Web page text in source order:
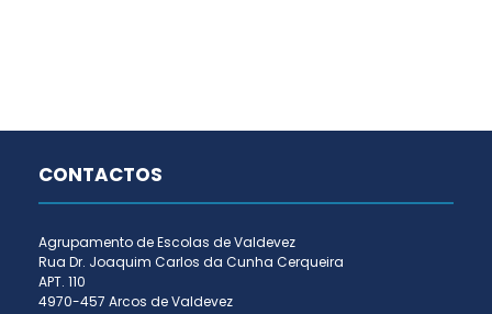
CONTACTOS
Agrupamento de Escolas de Valdevez
Rua Dr. Joaquim Carlos da Cunha Cerqueira
APT. 110
4970-457 Arcos de Valdevez